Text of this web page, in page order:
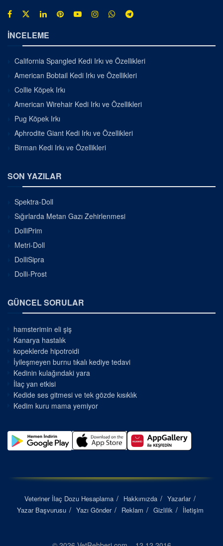
İNCELEME
California Spangled Kedi Irkı ve Özellikleri
American Bobtail Kedi Irkı ve Özellikleri
Collie Köpek Irkı
American Wirehair Kedi Irkı ve Özellikleri
Pug Köpek Irkı
Aphrodite Giant Kedi Irkı ve Özellikleri
Birman Kedi Irkı ve Özellikleri
SON YAZILAR
Spektra-Doll
Sığırlarda Metan Gazı Zehirlenmesi
DolliPrim
Metri-Doll
DolliSipra
Dolli-Prost
GÜNCEL SORULAR
hamsterimin eli şiş
Kanarya hastalık
kopeklerde hipotroidi
İyileşmeyen burnu tıkalı kediye tedavi
Kedinin kulağındaki yara
İlaç yan etkisi
Kedide ses gitmesi ve tek gözde kısıklık
Kedim kuru mama yemiyor
Veteriner İlaç Dozu Hesaplama Hakkımızda
Yazarlar
Yazar Başvurusu
Yazı Gönder Reklam Gizlilik İletişim